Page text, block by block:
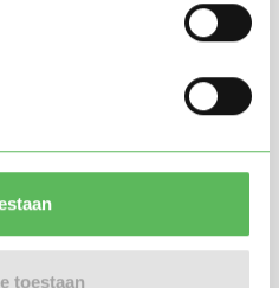
toestaan
platform opgericht
contact te